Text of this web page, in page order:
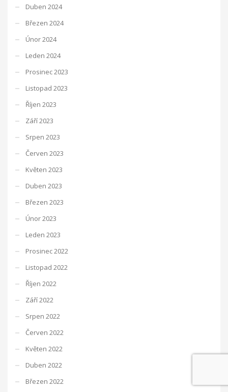
Duben 2024
Březen 2024
Únor 2024
Leden 2024
Prosinec 2023
Listopad 2023
Říjen 2023
Září 2023
Srpen 2023
Červen 2023
Květen 2023
Duben 2023
Březen 2023
Únor 2023
Leden 2023
Prosinec 2022
Listopad 2022
Říjen 2022
Září 2022
Srpen 2022
Červen 2022
Květen 2022
Duben 2022
Březen 2022